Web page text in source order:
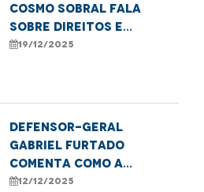
Cosmo Sobral fala
sobre direitos e
desafios das pessoas
19/12/2025
Defensor-geral
Gabriel Furtado
comenta como a
Defensoria Pública
12/12/2025